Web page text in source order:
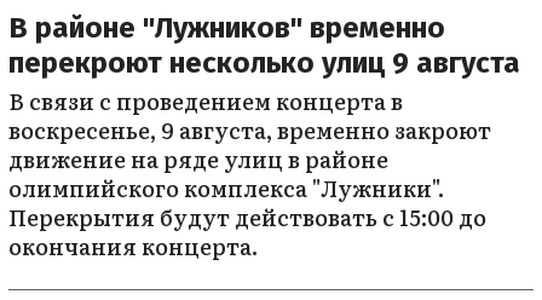
В районе "Лужников" временно
перекроют несколько улиц 9 августа
В связи с проведением концерта в
воскресенье, 9 августа, временно закроют
движение на ряде улиц в районе
олимпийского комплекса "Лужники".
Перекрытия будут действовать с 15:00 до
окончания концерта.